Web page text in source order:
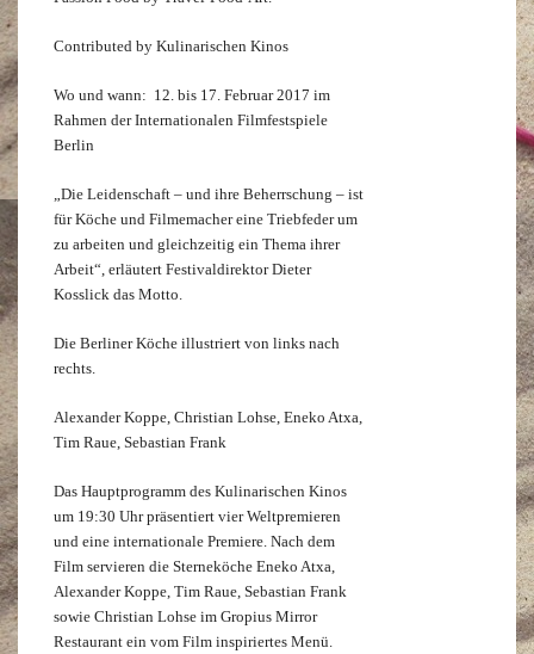
Contributed by Kulinarischen Kinos
Wo und wann: 12. bis 17. Februar 2017 im
Rahmen der Internationalen Filmfestspiele
Berlin
„Die Leidenschaft – und ihre Beherrschung – ist
für Köche und Filmemacher eine Triebfeder um
zu arbeiten und gleichzeitig ein Thema ihrer
Arbeit“, erläutert Festivaldirektor Dieter
Kosslick das Motto.
Die Berliner Köche illustriert von links nach
rechts.
Alexander Koppe, Christian Lohse, Eneko Atxa,
Tim Raue, Sebastian Frank
Das Hauptprogramm des Kulinarischen Kinos
um 19:30 Uhr präsentiert vier Weltpremieren
und eine internationale Premiere. Nach dem
Film servieren die Sterneköche Eneko Atxa,
Alexander Koppe, Tim Raue, Sebastian Frank
sowie Christian Lohse im Gropius Mirror
Restaurant ein vom Film inspiriertes Menü.